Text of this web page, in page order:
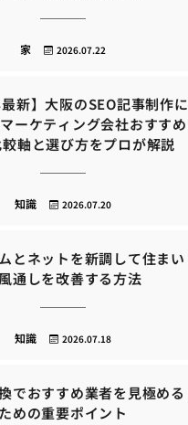
2026.07.22
家
最新】大阪のSEO記事制作に
ーケティング会社おすすめ
軸と選び方をプロが解説
2026.07.20
知識
とネットを新調して住まい
通しを改善する方法
2026.07.18
知識
でおすすめ業者を見極める
ための重要ポイント